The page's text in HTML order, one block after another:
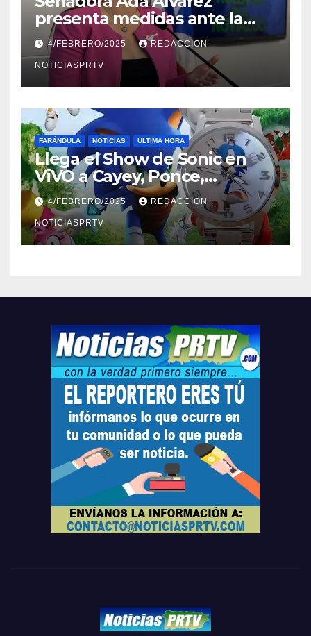
presenta medidas ante la
violencia en el noviazgo
4/FEBRERO/2025 REDACCION
NOTICIASPRTV
FARÁNDULA NOTICIAS ULTIMA HORA
Llega el Show de Sonic en
ViVO a Cayey, Ponce,
Barceloneta y Humacao,
Relojes gratis para el que
compre ahora….
4/FEBRERO/2025 REDACCION
NOTICIASPRTV